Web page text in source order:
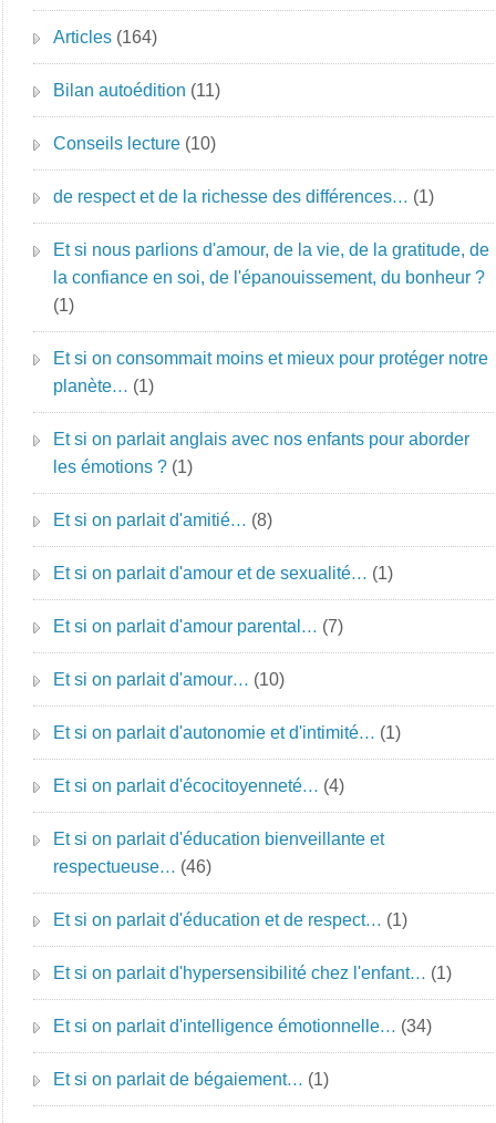
Articles (164)
Bilan autoédition (11)
Conseils lecture (10)
de respect et de la richesse des différences… (1)
Et si nous parlions d'amour, de la vie, de la gratitude, de
la confiance en soi, de l'épanouissement, du bonheur ?
(1)
Et si on consommait moins et mieux pour protéger notre
planète… (1)
Et si on parlait anglais avec nos enfants pour aborder
les émotions ? (1)
Et si on parlait d'amitié… (8)
Et si on parlait d'amour et de sexualité… (1)
Et si on parlait d'amour parental… (7)
Et si on parlait d'amour… (10)
Et si on parlait d'autonomie et d'intimité… (1)
Et si on parlait d'écocitoyenneté… (4)
Et si on parlait d'éducation bienveillante et
respectueuse… (46)
Et si on parlait d'éducation et de respect… (1)
Et si on parlait d'hypersensibilité chez l'enfant… (1)
Et si on parlait d'intelligence émotionnelle… (34)
Et si on parlait de bégaiement… (1)